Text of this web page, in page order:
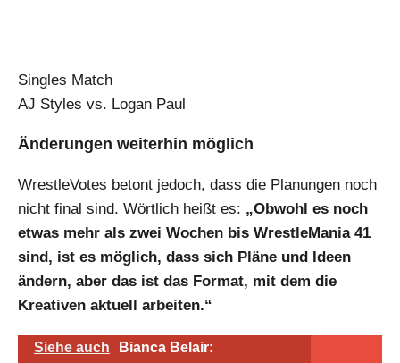
Singles Match
AJ Styles vs. Logan Paul
Änderungen weiterhin möglich
WrestleVotes betont jedoch, dass die Planungen noch
nicht final sind. Wörtlich heißt es: „Obwohl es noch
etwas mehr als zwei Wochen bis WrestleMania 41
sind, ist es möglich, dass sich Pläne und Ideen
ändern, aber das ist das Format, mit dem die
Kreativen aktuell arbeiten.“
Siehe auch
Bianca Belair: